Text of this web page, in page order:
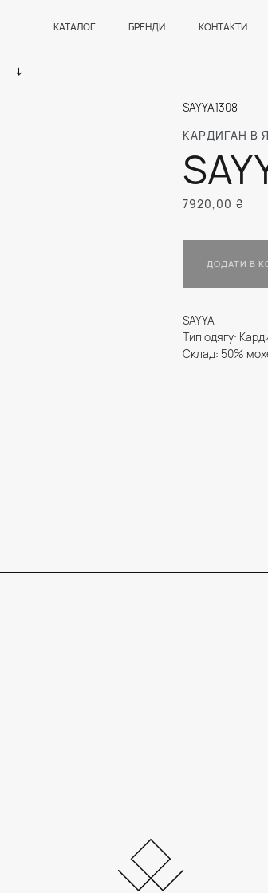
КАТАЛОГ БРЕНДИ КОНТАКТИ
КАРДИГАН В
SAYYA1308
7920,00 ₴
ДОДАТИ В
SAYYA
Тип одягу:
Склад: 50%